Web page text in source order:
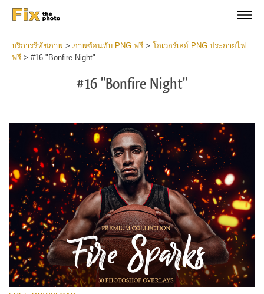
บริการรีทัชภาพ > ภาพซ้อนทับ PNG ฟรี > โอเวอร์เลย์ PNG ประกายไฟ
ฟรี > #16 "Bonfire Night"
#16 "Bonfire Night"
โปรดเลือก